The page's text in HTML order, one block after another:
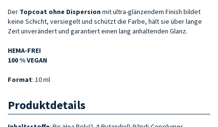
Der Topcoat ohne Dispersion mit ultra-glänzendem Finish bildet
keine Schicht, versiegelt und schützt die Farbe, hält sie über lange
Zeit unverändert und garantiert einen lang anhaltenden Glanz.
HEMA-FREI
100 % VEGAN
Format: 10 ml
Produktdetails